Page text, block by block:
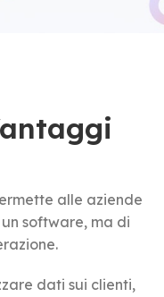
alle aziende
software, ma di
dati sui clienti,